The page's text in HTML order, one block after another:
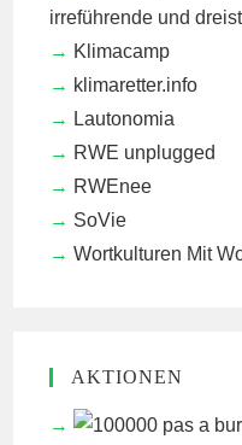
irreführende und
Klimacamp
klimaretter.info
Lautonomia
RWE unplugged
RWEnee
SoVie
Wortkulturen Mit
AKTIONEN